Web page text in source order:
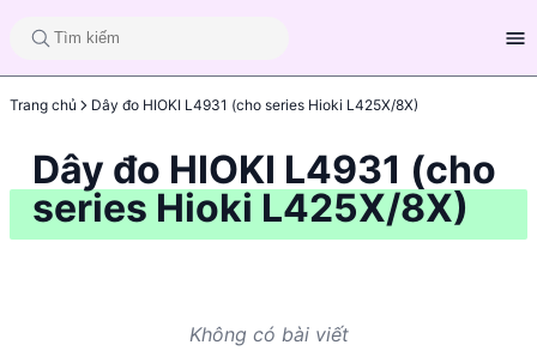
Trang chủ Dây đo HIOKI L4931 (cho series Hioki L425X/8X)
Dây đo HIOKI L4931 (cho
series Hioki L425X/8X)
Không có bài viết